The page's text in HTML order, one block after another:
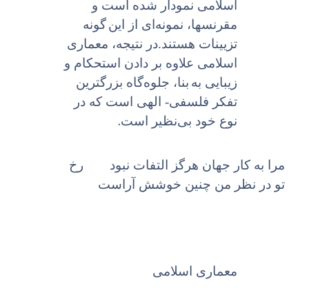
اسلامى نمودار شده است و
مقرنسها، نمونه‌اى از اینگونه
تزیینات هستند.در نتیجه، معمارى
اسلامى علاوه بر دادن استحکام و
زیبایى به بنا، جلوه‌گاه بزرگترین
تفکر فلسفی- الهى است که در
نوع خود بی‌نظیر است.
مرا به کار جهان هرگز التفات نبود
رخ
تو در نظر من چنین خوشش آراست
معماری اسلامى